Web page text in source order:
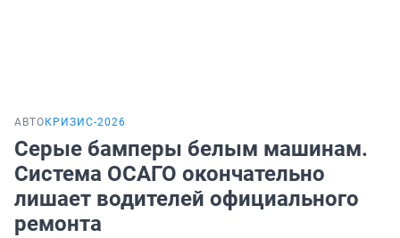
АВТО КРИЗИС-2026
Серые бамперы белым машинам.
Система ОСАГО окончательно
лишает водителей официального
ремонта